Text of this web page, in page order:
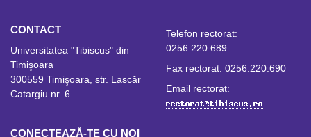
CONTACT
Universitatea "Tibiscus" din
Timişoara
300559 Timişoara, str. Lascăr
Catargiu nr. 6
Telefon rectorat:
0256.220.689
Fax rectorat: 0256.220.690
Email rectorat:
CONECTEAZĂ-TE CU NOI